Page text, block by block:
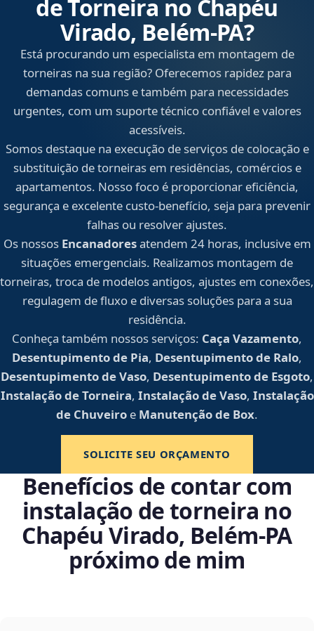
de Torneira no Chapéu
Virado, Belém‑PA?
Está procurando um especialista em montagem de
torneiras na sua região? Oferecemos rapidez para
demandas comuns e também para necessidades
urgentes, com um suporte técnico confiável e valores
acessíveis.
Somos destaque na execução de serviços de colocação e
substituição de torneiras em residências, comércios e
apartamentos. Nosso foco é proporcionar eficiência,
segurança e excelente custo-benefício, seja para prevenir
falhas ou resolver ajustes.
Os nossos Encanadoresatendem 24 horas, inclusive em
situações emergenciais. Realizamos montagem de
torneiras, troca de modelos antigos, ajustes em conexões,
regulagem de fluxo e diversas soluções para a sua
residência.
Conheça também nossos serviços: Caça Vazamento,
Desentupimento de Pia, Desentupimento de Ralo,
Desentupimento de Vaso, Desentupimento de Esgoto,
Instalação de Torneira, Instalação de Vaso, Instalação
de Chuveiro e Manutenção de Box.
SOLICITE SEU ORÇAMENTO
Benefícios de contar com
instalação de torneira no
Chapéu Virado, Belém‑PA
próximo de mim